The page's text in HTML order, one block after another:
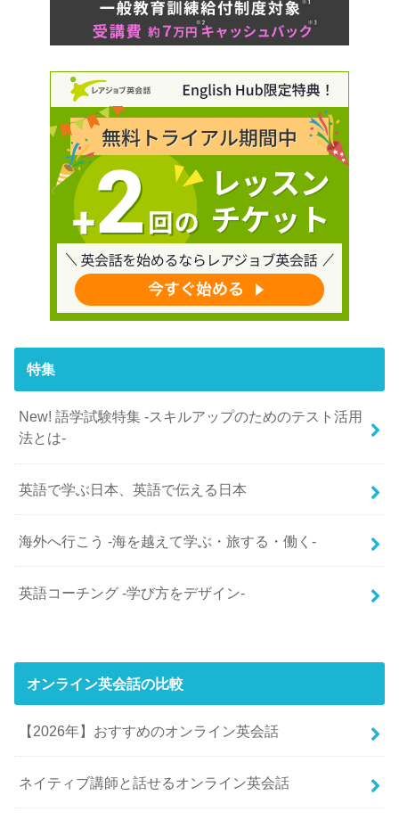
特集
New! 語学試験特集 -スキルアップのためのテスト活用
法とは-
英語で学ぶ日本、英語で伝える日本
海外へ行こう -海を越えて学ぶ・旅する・働く-
英語コーチング -学び方をデザイン-
オンライン英会話の比較
【2026年】おすすめのオンライン英会話
ネイティブ講師と話せるオンライン英会話